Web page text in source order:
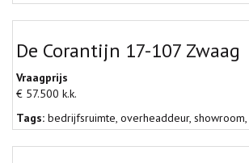
De Corantijn 17-107 Zwaag
Vraagprijs
€ 57.500 k.k.
Tags: bedrijfsruimte, overheaddeur, showroom,